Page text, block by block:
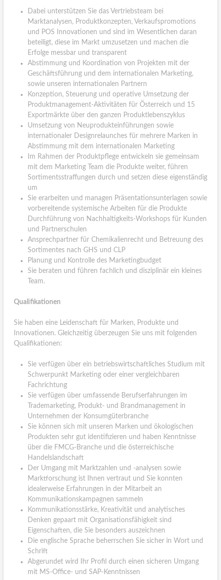
Dabei unterstützen Sie das Vertriebsteam bei
Marktanalysen, Produktkonzepten, Verkaufspromotions
und POS Innovationen und sind im Wesentlichen daran
beteiligt, diese im Markt umzusetzen und machen die
Erfolge messbar und transparent
Abstimmung und Koordination von Projekten mit der
Geschäftsführung und dem internationalen Marketing,
sowie unseren internationalen Partnern
Konzeption, Steuerung und operative Umsetzung der
Produktmanagement-Aktivitäten für Österreich und 15
Exportmärkte über den ganzen Produktlebenszyklus
Umsetzung von Neuprodukteinführungen sowie
internationaler Designrelaunches für mehrere Marken in
Abstimmung mit dem internationalen Marketing
Im Rahmen der Produktpflege entwickeln sie gemeinsam
mit dem Marketing Team die Produkte weiter, führen
Sortimentsstraffungen durch und setzen diese eigenständig
um
Sie erarbeiten und managen Präsentationsunterlagen sowie
vorbereitende systemische Arbeiten für die Produkte
Durchführung von Nachhaltigkeits-Workshops für Kunden
und Partnerschulen
Ansprechpartner für Chemikalienrecht und Betreuung des
Sortimentes nach GHS und CLP
Planung und Kontrolle des Marketingbudget
Sie beraten und führen fachlich und disziplinär ein kleines
Team.
Qualifikationen
Sie haben eine Leidenschaft für Marken, Produkte und
Innovationen. Gleichzeitig überzeugen Sie uns mit folgenden
Qualifikationen:
Sie verfügen über ein betriebswirtschaftliches Studium mit
Schwerpunkt Marketing oder einer vergleichbaren
Fachrichtung
Sie verfügen über umfassende Berufserfahrungen im
Trademarketing, Produkt- und Brandmanagement in
Unternehmen der Konsumgüterbranche
Sie können sich mit unseren Marken und ökologischen
Produkten sehr gut identifizieren und haben Kenntnisse
über die FMCG-Branche und die österreichische
Handelslandschaft
Der Umgang mit Marktzahlen und -analysen sowie
Marktforschung ist Ihnen vertraut und Sie konnten
idealerweise Erfahrungen in der Mitarbeit an
Kommunikationskampagnen sammeln
Kommunikationsstärke, Kreativität und analytisches
Denken gepaart mit Organisationsfähigkeit sind
Eigenschaften, die Sie besonders auszeichnen
Die englische Sprache beherrschen Sie sicher in Wort und
Schrift
Abgerundet wird Ihr Profil durch einen sicheren Umgang
mit MS-Office- und SAP-Kenntnissen